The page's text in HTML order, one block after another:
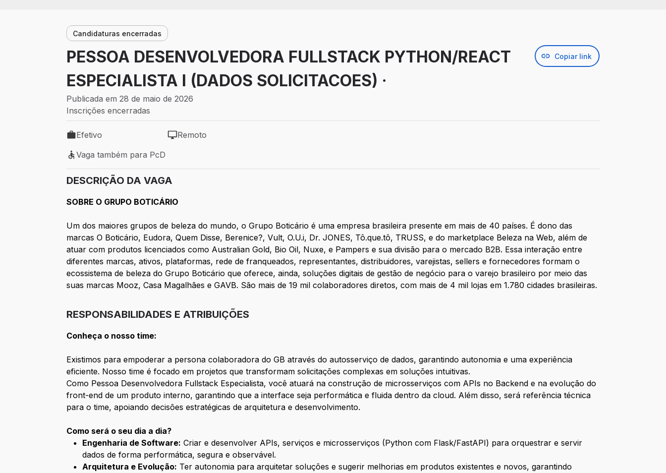
Candidaturas encerradas
PESSOA DESENVOLVEDORA FULLSTACK PYTHON/REACT
ESPECIALISTA I (DADOS SOLICITACOES) ·
Copiar link
Publicada em 28 de maio de 2026
Inscrições encerradas
Tipo de vaga: Efetivo
Efetivo
Modelo de trabalho: Remoto
Remoto
Vaga também para PcD
Vaga também para PcD
DESCRIÇÃO DA VAGA
SOBRE O GRUPO BOTICÁRIO
Um dos maiores grupos de beleza do mundo, o Grupo Boticário é uma empresa brasileira presente em mais de 40 países. É dono das
marcas O Boticário, Eudora, Quem Disse, Berenice?, Vult, O.U.i, Dr. JONES, Tô.que.tô, TRUSS, e do marketplace Beleza na Web, além de
atuar com produtos licenciados como Australian Gold, Bio Oil, Nuxe, e Pampers e sua divisão para o mercado B2B. Essa interação entre
diferentes marcas, ativos, plataformas, rede de franqueados, representantes, distribuidores, varejistas, sellers e fornecedores formam o
ecossistema de beleza do Grupo Boticário que oferece, ainda, soluções digitais de gestão de negócio para o varejo brasileiro por meio das
suas marcas Mooz, Casa Magalhães e GAVB. São mais de 19 mil colaboradores diretos, com mais de 4 mil lojas em 1.780 cidades brasileiras.
RESPONSABILIDADES E ATRIBUIÇÕES
Conheça o nosso time:
Existimos para empoderar a persona colaboradora do GB através do autosserviço de dados, garantindo autonomia e uma experiência
eficiente. Nosso time é focado em projetos que transformam solicitações complexas em soluções intuitivas.
Como Pessoa Desenvolvedora Fullstack Especialista, você atuará na construção de microsserviços com APIs no Backend e na evolução do
front-end de um produto interno, garantindo que a interface seja performática e fluida dentro da cloud. Além disso, será referência técnica
para o time, apoiando decisões estratégicas de arquitetura e desenvolvimento.
Como será o seu dia a dia?
Engenharia de Software: Criar e desenvolver APIs, serviços e microsserviços (Python com Flask/FastAPI) para orquestrar e servir
dados de forma performática, segura e observável.
Arquitetura e Evolução: Ter autonomia para arquitetar soluções e sugerir melhorias em produtos existentes e novos, garantindo